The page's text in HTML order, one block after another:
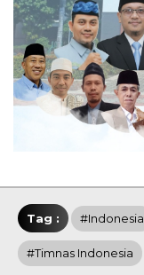
Tag : #Indonesia
#Timnas Indonesia